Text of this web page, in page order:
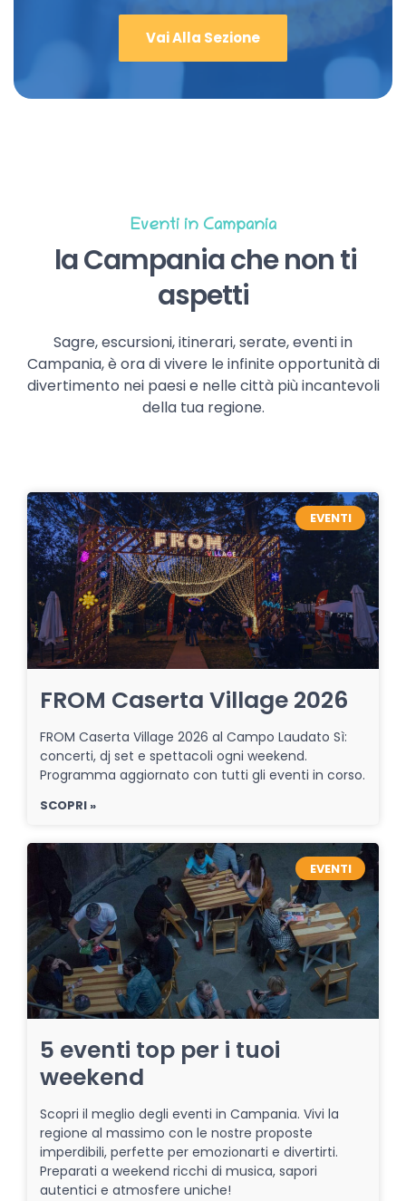
Vai Alla Sezione
Eventi in Campania
la Campania che non ti
aspetti
Sagre, escursioni, itinerari, serate, eventi in
Campania, è ora di vivere le infinite opportunità di
divertimento nei paesi e nelle città più incantevoli
della tua regione.
EVENTI
FROM Caserta Village 2026
FROM Caserta Village 2026 al Campo Laudato Sì:
concerti, dj set e spettacoli ogni weekend.
Programma aggiornato con tutti gli eventi in corso.
SCOPRI »
EVENTI
5 eventi top per i tuoi
weekend
Scopri il meglio degli eventi in Campania. Vivi la
regione al massimo con le nostre proposte
imperdibili, perfette per emozionarti e divertirti.
Preparati a weekend ricchi di musica, sapori
autentici e atmosfere uniche!